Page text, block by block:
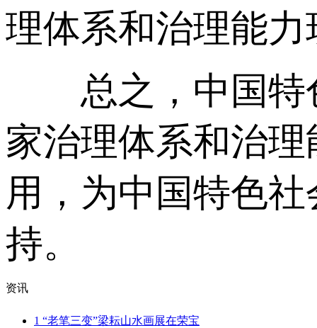
理体系和治理能
总之，中国特
家治理体系和治
用，为中国特色
持。
资讯
1 “老笔三变”梁耘山水画展在荣宝